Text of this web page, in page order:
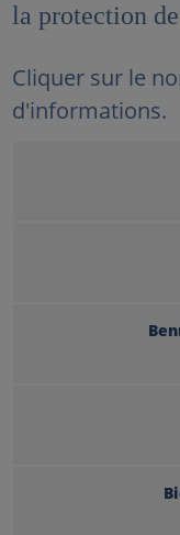
la protection
Cliquer sur le
d'informations.